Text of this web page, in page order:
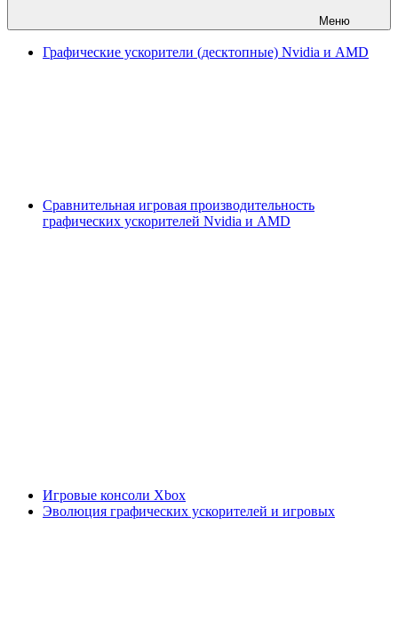
Меню
Графические ускорители (десктопные) Nvidia и AMD
Сравнительная игровая производительность
графических ускорителей Nvidia и AMD
Игровые консоли Xbox
Эволюция графических ускорителей и игровых